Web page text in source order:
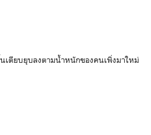
เตียบยุบลงตามน้ำหนักของคนเพิ่งมาใหม่